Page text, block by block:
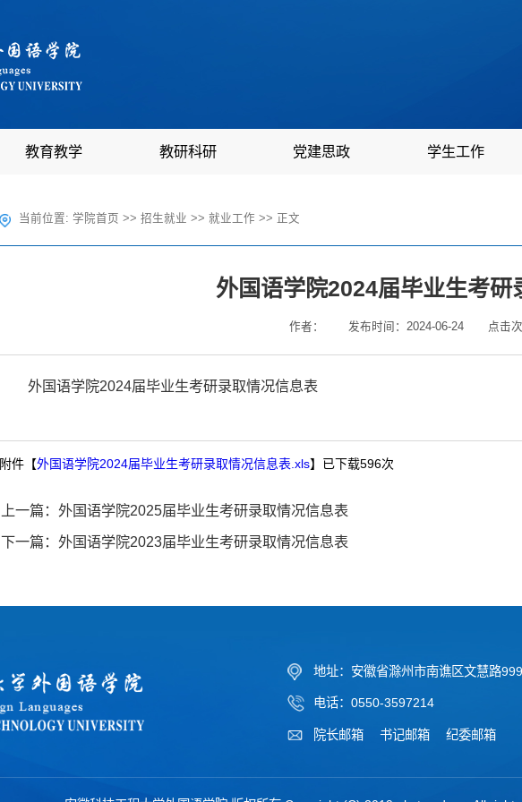
教育教学 教研科研 党建思政 学生工作
当前位置: 学院首页 >> 招生就业 >> 就业工作 >> 正文
外国语学院2024届毕业生考研
作者： 发布时间：2024-06-24 点击
外国语学院2024届毕业生考研录取情况信息表
附件【外国语学院2024届毕业生考研录取情况信息表.xls】已下载596次
上一篇：外国语学院2025届毕业生考研录取情况信息表
下一篇：外国语学院2023届毕业生考研录取情况信息表
地址：安徽省滁州市南谯区文慧路
电话：0550-3597214
院长邮箱 书记邮箱 纪委邮箱